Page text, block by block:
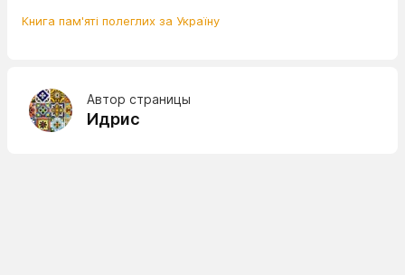
Книга пам'яті полеглих за Україну
Автор страницы
Идрис